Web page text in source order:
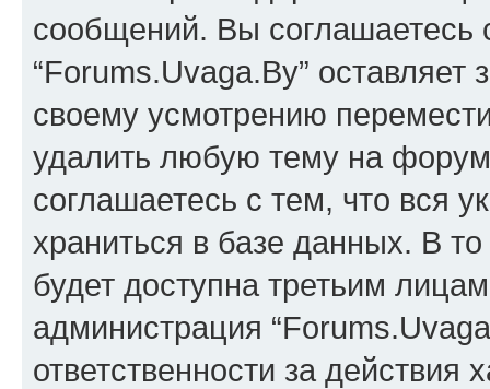
сообщений. Вы соглашаетесь
“Forums.Uvaga.By”
своему усмотрению
удалить любую тему на
соглашаетесь с тем, что вся
храниться в базе данных. В
будет доступна третьим
администрация
ответственности за действия